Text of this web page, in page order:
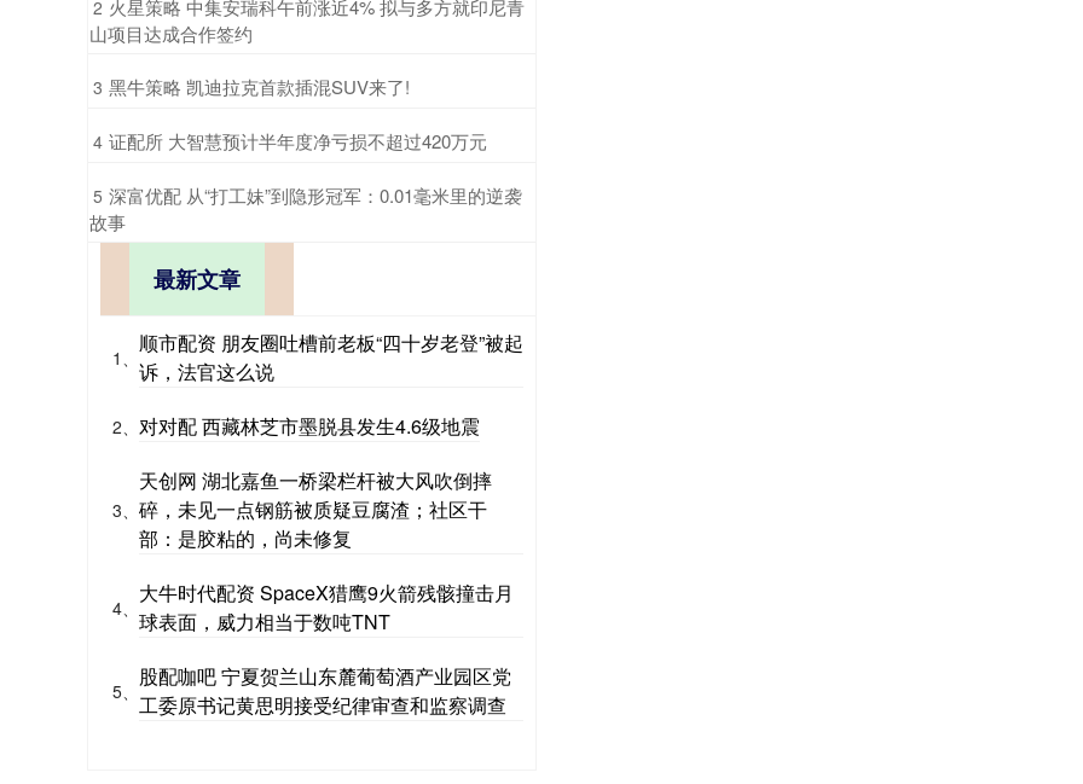
2 ​火星策略 中集安瑞科午前涨近4% 拟与多方就印尼青
山项目达成合作签约
3 ​黑牛策略 凯迪拉克首款插混SUV来了!
4 ​证配所 大智慧预计半年度净亏损不超过420万元
5 ​深富优配 从“打工妹”到隐形冠军：0.01毫米里的逆袭
故事
最新文章
1、
顺市配资 朋友圈吐槽前老板“四十岁老登”被起
诉，法官这么说
2、 对对配 西藏林芝市墨脱县发生4.6级地震
3、
天创网 湖北嘉鱼一桥梁栏杆被大风吹倒摔
碎，未见一点钢筋被质疑豆腐渣；社区干
部：是胶粘的，尚未修复
4、
大牛时代配资 SpaceX猎鹰9火箭残骸撞击月
球表面，威力相当于数吨TNT
5、
股配咖吧 宁夏贺兰山东麓葡萄酒产业园区党
工委原书记黄思明接受纪律审查和监察调查